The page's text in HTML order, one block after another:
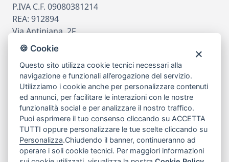
P.IVA C.F. 09080381214
REA: 912894
Via Antiniana, 2F
80078 Pozzuoli
tel081.7515380
emailinfo@edicomm.it
Assistenza Clienti
Chi siamo
🍪 Cookie
Questo sito utilizza cookie tecnici necessari alla
navigazione e funzionali all’erogazione del servizio.
Utilizziamo i cookie anche per personalizzare contenuti
ed annunci, per facilitare le interazioni con le nostre
funzionalità social e per analizzare il nostro traffico.
Puoi esprimere il tuo consenso cliccando su ACCETTA
TUTTI oppure personalizzare le tue scelte cliccando su
Personalizza.Chiudendo il banner, continueranno ad
operare i soli cookie tecnici. Per maggiori informazioni